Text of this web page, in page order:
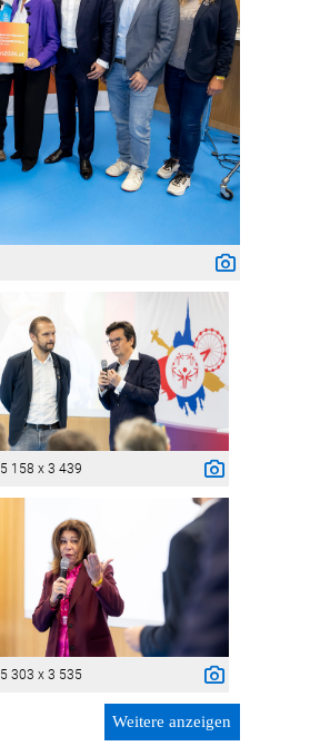
5 158 x 3 439
5 303 x 3 535
Weitere anzeigen